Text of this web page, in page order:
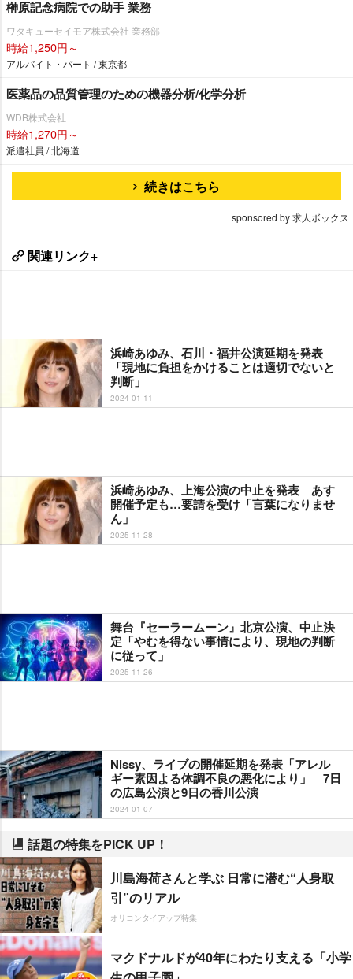
榊原記念病院での助手 業務
ワタキューセイモア株式会社 業務部
時給1,250円～
アルバイト・パート / 東京都
医薬品の品質管理のための機器分析/化学分析
WDB株式会社
時給1,270円～
派遣社員 / 北海道
続きはこちら
sponsored by 求人ボックス
関連リンク+
浜崎あゆみ、石川・福井公演延期を発表
「現地に負担をかけることは適切でないと
判断」
2024-01-11
浜崎あゆみ、上海公演の中止を発表 あす
開催予定も…要請を受け「言葉になりませ
ん」
2025-11-28
舞台『セーラームーン』北京公演、中止決
定「やむを得ない事情により、現地の判断
に従って」
2025-11-26
Nissy、ライブの開催延期を発表「アレル
ギー素因よる体調不良の悪化により」 7日
の広島公演と9日の香川公演
2024-01-07
話題の特集をPICK UP！
川島海荷さんと学ぶ 日常に潜む“人身取
引”のリアル
オリコンタイアップ特集
マクドナルドが40年にわたり支える「小学